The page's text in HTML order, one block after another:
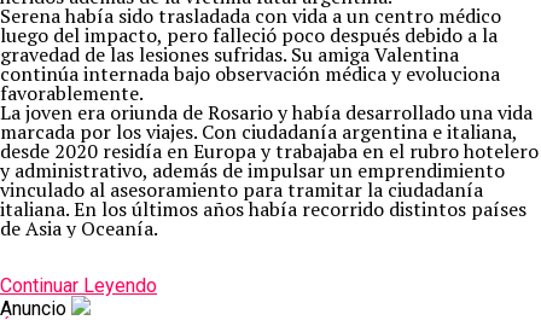
Serena había sido trasladada con vida a un centro médico
luego del impacto, pero falleció poco después debido a la
gravedad de las lesiones sufridas. Su amiga Valentina
continúa internada bajo observación médica y evoluciona
favorablemente.
La joven era oriunda de Rosario y había desarrollado una vida
marcada por los viajes. Con ciudadanía argentina e italiana,
desde 2020 residía en Europa y trabajaba en el rubro hotelero
y administrativo, además de impulsar un emprendimiento
vinculado al asesoramiento para tramitar la ciudadanía
italiana. En los últimos años había recorrido distintos países
de Asia y Oceanía.
Continuar Leyendo
Anuncio